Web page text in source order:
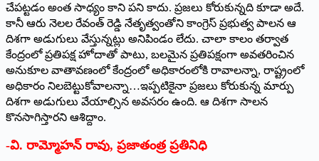
చేపట్టడం అంత సాధ్యం కాని పని కాదు. ప్రజలు కోరుకున్నది కూడా అదే.
కానీ ఆరు నెలల రేవంత్‌ ‌రెడ్డి నేతృత్వంతోని కాంగ్రెస్‌ ‌ప్రభుత్వ పాలన ఆ
దిశగా అడుగులు వేస్తున్నట్లు అనిపిండం లేదు. చాలా కాలం తర్వాత
కేంద్రంలో ప్రతిపక్ష హోదాతో పాటు, బలమైన ప్రతిపక్షంగా అవతరించిన
అనుకూల వాతావణంలో కేంద్రంలో అధికారంలోకి రావాలన్నా, రాష్ట్రంలో
అధికారం నిలబెట్టుకోవాలన్నా…ఇప్పటికైనా ప్రజలు కోరుకున్న మార్పు
దిశగా అడుగులు వేయాల్సిన అవసరం ఉంది. ఆ దిశగా సాలన
కొనసాగిస్తారని ఆశిద్దాం.
-వి. రామ్మోహన్‌ ‌రావు, ప్రజాతంత్ర ప్రతినిధి